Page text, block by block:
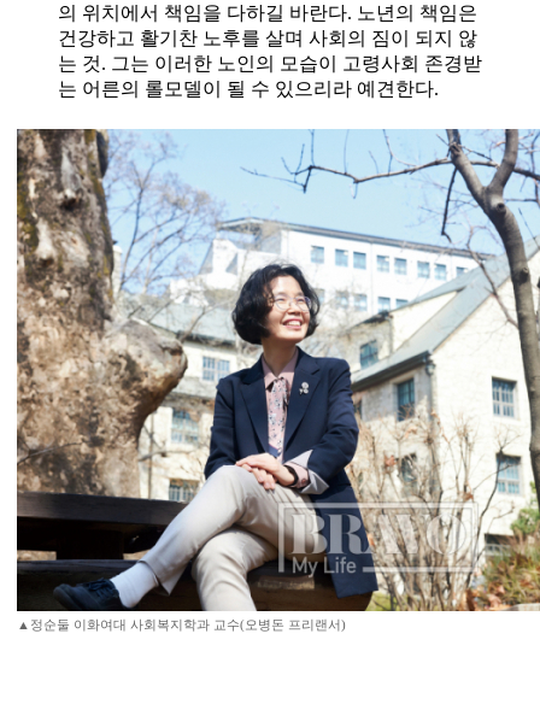
의 위치에서 책임을 다하길 바란다. 노년의 책임은
건강하고 활기찬 노후를 살며 사회의 짐이 되지 않
는 것. 그는 이러한 노인의 모습이 고령사회 존경받
는 어른의 롤모델이 될 수 있으리라 예견한다.
▲정순둘 이화여대 사회복지학과 교수(오병돈 프리랜서)